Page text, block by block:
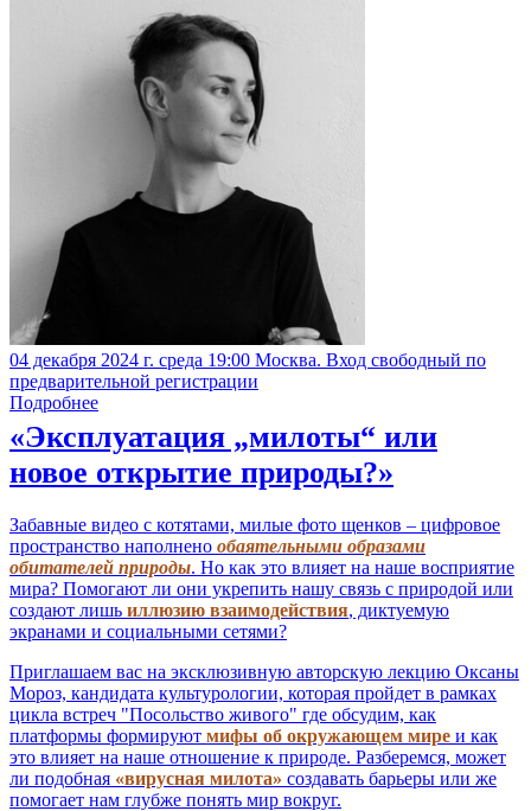
04 декабря 2024 г. среда 19:00 Москва. Вход свободный по
предварительной регистрации
Подробнее
«Эксплуатация „милоты“ или
новое открытие природы?»
Забавные видео с котятами, милые фото щенков – цифровое
пространство наполнено обаятельными образами
обитателей природы. Но как это влияет на наше восприятие
мира? Помогают ли они укрепить нашу связь с природой или
создают лишь иллюзию взаимодействия, диктуемую
экранами и социальными сетями?
Приглашаем вас на эксклюзивную авторскую лекцию Оксаны
Мороз, кандидата культурологии, которая пройдет в рамках
цикла встреч "Посольство живого" где обсудим, как
платформы формируют мифы об окружающем мире и как
это влияет на наше отношение к природе. Разберемся, может
ли подобная «вирусная милота» создавать барьеры или же
помогает нам глубже понять мир вокруг.